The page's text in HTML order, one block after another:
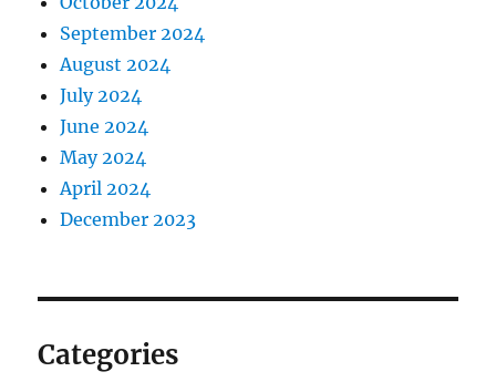
September 2024
August 2024
July 2024
June 2024
May 2024
April 2024
December 2023
Categories